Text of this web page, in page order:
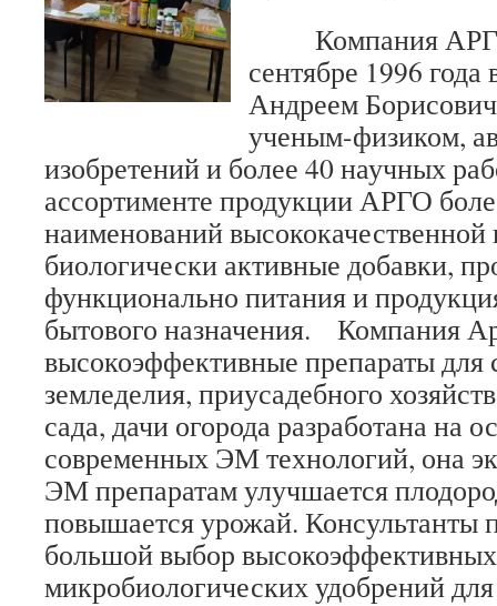
Компания АРГО
сентябре 1996
Андреем
ученым-физиком,
изобретений и более 40 научных
ассортименте продукции АРГО
наименований
биологически активные добавки,
функционально питания и
бытового назначения. Компания
высокоэффективные препараты для
земледелия, приусадебного
сада, дачи огорода разработана на
современных ЭМ технологий, она
ЭМ препаратам улучшается
повышается урожай. Консультанты
большой выбор высокоэффективных
микробиологических удобрений